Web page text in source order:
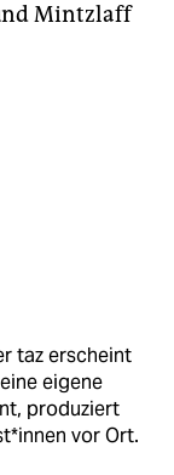
Mintzlaff
taz erscheint
eigene
produziert
vor Ort.